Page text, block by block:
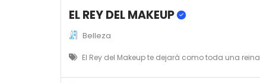
EL REY DEL MAKEUP
Belleza
El Rey del Makeup te dejará como toda una reina